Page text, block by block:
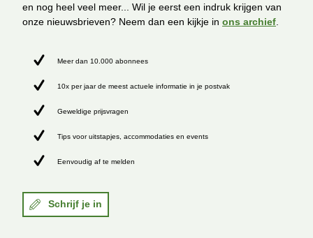
en nog heel veel meer... Wil je eerst een indruk krijgen van
onze nieuwsbrieven? Neem dan een kijkje in ons archief
Meer dan 10.000 abonnees
10x per jaar de meest actuele informatie in je postvak
Geweldige prijsvragen
Tips voor uitstapjes, accommodaties en events
Eenvoudig af te melden
Schrijf je in